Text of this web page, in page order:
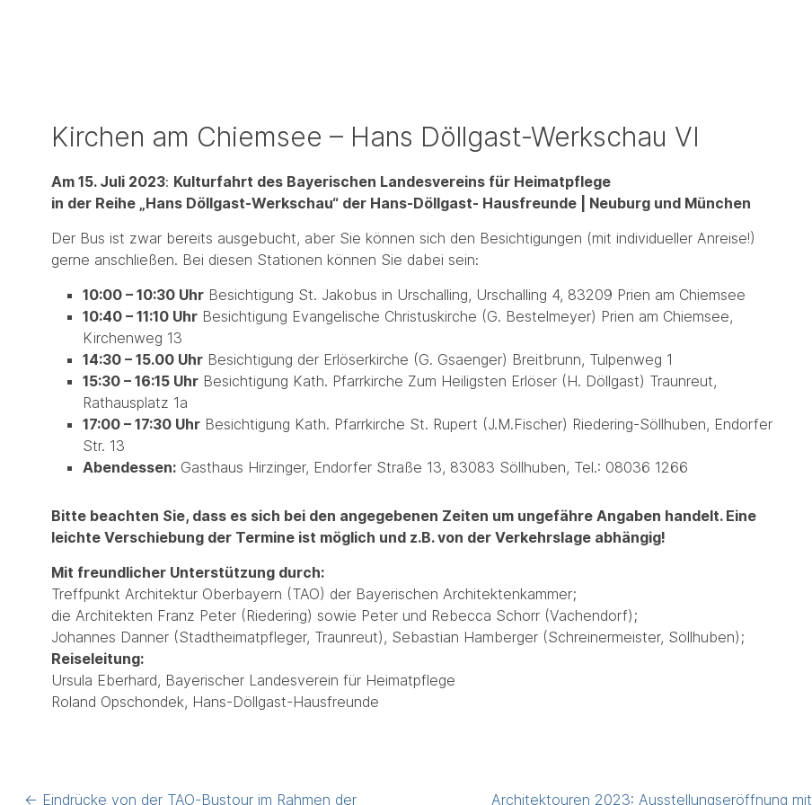
Kirchen am Chiemsee – Hans Döllgast-Werkschau VI
Am 15. Juli 2023: Kulturfahrt des Bayerischen Landesvereins für Heimatpflege
in der Reihe „Hans Döllgast-Werkschau“ der Hans-Döllgast- Hausfreunde | Neuburg und München
Der Bus ist zwar bereits ausgebucht, aber Sie können sich den Besichtigungen (mit individueller Anreise!)
gerne anschließen. Bei diesen Stationen können Sie dabei sein:
10:00 – 10:30 UhrBesichtigung St. Jakobus in Urschalling, Urschalling 4, 83209 Prien am Chiemsee
10:40 – 11:10 UhrBesichtigung Evangelische Christuskirche (G. Bestelmeyer) Prien am Chiemsee,
Kirchenweg 13
14:30 – 15.00 UhrBesichtigung der Erlöserkirche (G. Gsaenger) Breitbrunn, Tulpenweg 1
15:30 – 16:15 UhrBesichtigung Kath. Pfarrkirche Zum Heiligsten Erlöser (H. Döllgast) Traunreut,
Rathausplatz 1a
17:00 – 17:30 UhrBesichtigung Kath. Pfarrkirche St. Rupert (J.M.Fischer) Riedering-Söllhuben, Endorfer
Str. 13
Abendessen:Gasthaus Hirzinger, Endorfer Straße 13, 83083 Söllhuben, Tel.: 08036 1266
Bitte beachten Sie, dass es sich bei den angegebenen Zeiten um ungefähre Angaben handelt. Eine
leichte Verschiebung der Termine ist möglich und z.B. von der Verkehrslage abhängig!
Mit freundlicher Unterstützung durch:
Treffpunkt Architektur Oberbayern (TAO) der Bayerischen Architektenkammer;
die Architekten Franz Peter (Riedering) sowie Peter und Rebecca Schorr (Vachendorf);
Johannes Danner (Stadtheimatpfleger, Traunreut), Sebastian Hamberger (Schreinermeister, Söllhuben);
Reiseleitung:
Ursula Eberhard, Bayerischer Landesverein für Heimatpflege
Roland Opschondek, Hans-Döllgast-Hausfreunde
Post
← Eindrücke von der TAO-Bustour im Rahmen der Architektouren 2023: Ausstellungseröffnung mit